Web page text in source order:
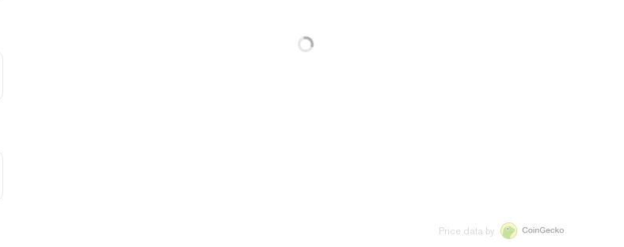
Price data by